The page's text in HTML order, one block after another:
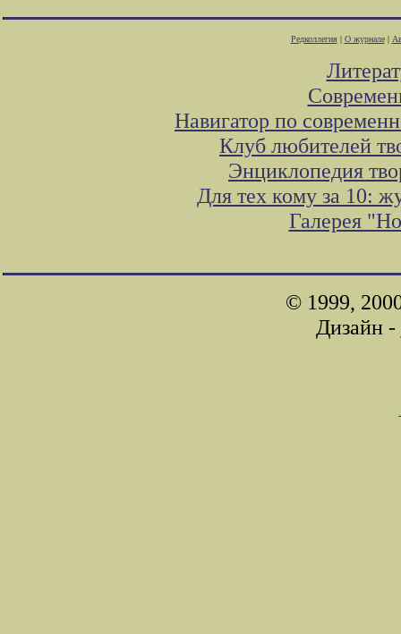
Редколлегия| О журнале|
Навигатор по
Клуб любителей
Энциклопедия
Для тех кому за 10:
Галерея
© 1999,
Дизайн -